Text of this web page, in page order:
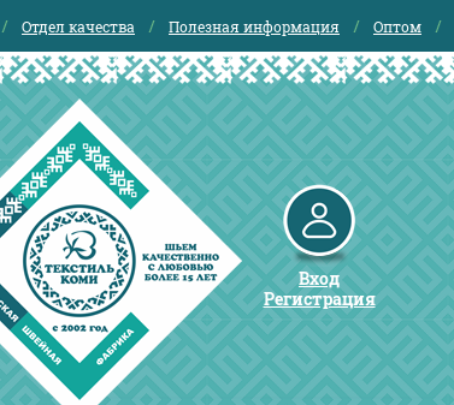
Отдел качества Полезная информация Оптом
Вход
Регистрация